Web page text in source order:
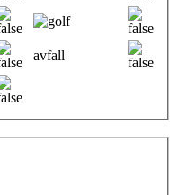
avfall